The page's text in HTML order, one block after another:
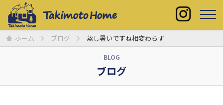
ホーム ブログ 蒸し暑いですね相変わらず
BLOG
ブログ